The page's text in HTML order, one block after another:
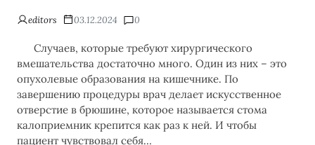
editors 03.12.2024 0
Случаев, которые требуют хирургического
вмешательства достаточно много. Один из них – это
опухолевые образования на кишечнике. По
завершению процедуры врач делает искусственное
отверстие в брюшине, которое называется стома
калоприемник крепится как раз к ней. И чтобы
пациент чувствовал себя…